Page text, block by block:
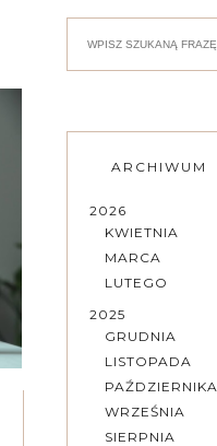
ARCHIWUM
2026
KWIETNIA
MARCA
LUTEGO
2025
GRUDNIA
LISTOPADA
PAŹDZIERNIKA
WRZEŚNIA
SIERPNIA